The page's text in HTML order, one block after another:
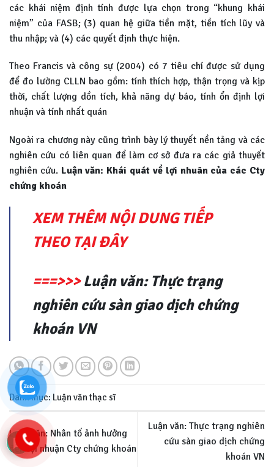
các khái niệm định tính được lựa chọn trong “khung khái
niệm” của FASB; (3) quan hệ giữa tiền mặt, tiền tích lũy và
thu nhập; và (4) các quyết định thực hiện.
Theo Francis và công sự (2004) có 7 tiêu chí được sử dụng
để đo lường CLLN bao gồm: tính thích hợp, thận trọng và kịp
thời, chất lượng dồn tích, khả năng dự báo, tính ổn định lợi
nhuận và tính nhất quán
Ngoài ra chương này cũng trình bày lý thuyết nền tảng và các
nghiên cứu có liên quan để làm cơ sở đưa ra các giả thuyết
nghiên cứu. Luận văn: Khái quát về lợi nhuân của các Cty
chứng khoán
XEM THÊM NỘI DUNG TIẾP
THEO TẠI ĐÂY
===>>>Luận văn: Thực trạng
nghiên cứu sàn giao dịch chứng
khoán VN
Danh mục: Luận văn thạc sĩ
Luận văn: Nhân tố ảnh hưởng
đến lợi nhuận Cty chứng khoán
Luận văn: Thực trạng nghiên
cứu sàn giao dịch chứng
khoán VN